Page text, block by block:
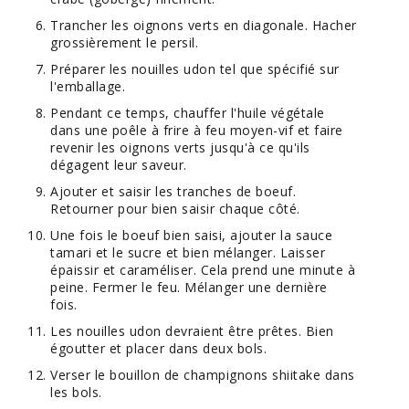
Trancher les oignons verts en diagonale. Hacher
grossièrement le persil.
Préparer les nouilles udon tel que spécifié sur
l'emballage.
Pendant ce temps, chauffer l'huile végétale
dans une poêle à frire à feu moyen-vif et faire
revenir les oignons verts jusqu'à ce qu'ils
dégagent leur saveur.
Ajouter et saisir les tranches de boeuf.
Retourner pour bien saisir chaque côté.
Une fois le boeuf bien saisi, ajouter la sauce
tamari et le sucre et bien mélanger. Laisser
épaissir et caraméliser. Cela prend une minute à
peine. Fermer le feu. Mélanger une dernière
fois.
Les nouilles udon devraient être prêtes. Bien
égoutter et placer dans deux bols.
Verser le bouillon de champignons shiitake dans
les bols.